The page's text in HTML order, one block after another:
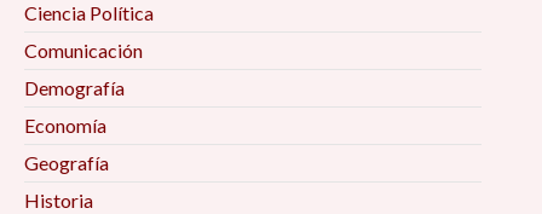
Ciencia Política
Comunicación
Demografía
Economía
Geografía
Historia